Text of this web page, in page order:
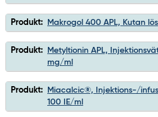
Produkt: Makrogol 400 APL, Kutan
Produkt:
Metyltionin APL,
mg/ml
Produkt:
Miacalcic®, Injektions-/
100 IE/ml